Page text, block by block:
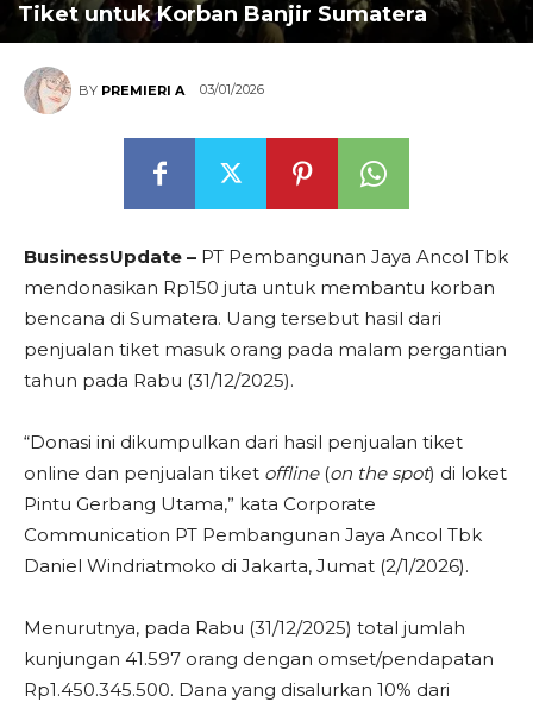
Tiket untuk Korban Banjir Sumatera
BY PREMIERI A 03/01/2026
BusinessUpdate – PT Pembangunan Jaya Ancol Tbk
mendonasikan Rp150 juta untuk membantu korban
bencana di Sumatera. Uang tersebut hasil dari
penjualan tiket masuk orang pada malam pergantian
tahun pada Rabu (31/12/2025).
“Donasi ini dikumpulkan dari hasil penjualan tiket
online dan penjualan tiket offline (on the spot) di loket
Pintu Gerbang Utama,” kata Corporate
Communication PT Pembangunan Jaya Ancol Tbk
Daniel Windriatmoko di Jakarta, Jumat (2/1/2026).
Menurutnya, pada Rabu (31/12/2025) total jumlah
kunjungan 41.597 orang dengan omset/pendapatan
Rp1.450.345.500. Dana yang disalurkan 10% dari